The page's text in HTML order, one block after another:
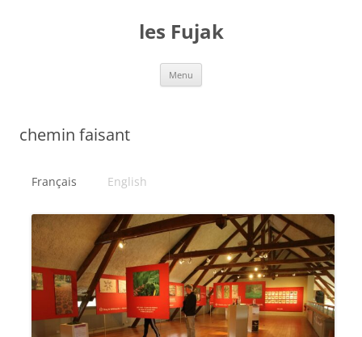
les Fujak
Menu
chemin faisant
Français English